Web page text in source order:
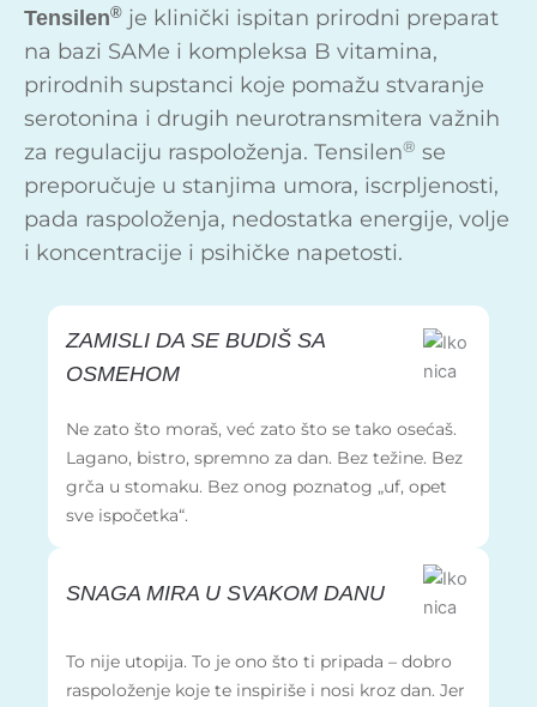
Tensilen® je klinički ispitan prirodni preparat
na bazi SAMe i kompleksa B vitamina,
prirodnih supstanci koje pomažu stvaranje
serotonina i drugih neurotransmitera važnih
za regulaciju raspoloženja. Tensilen® se
preporučuje u stanjima umora, iscrpljenosti,
pada raspoloženja, nedostatka energije, volje
i koncentracije i psihičke napetosti.
ZAMISLI DA SE BUDIŠ SA
OSMEHOM
Ne zato što moraš, već zato što se tako osećaš.
Lagano, bistro, spremno za dan. Bez težine. Bez
grča u stomaku. Bez onog poznatog „uf, opet
sve ispočetka“.
SNAGA MIRA U SVAKOM DANU
To nije utopija. To je ono što ti pripada – dobro
raspoloženje koje te inspiriše i nosi kroz dan. Jer